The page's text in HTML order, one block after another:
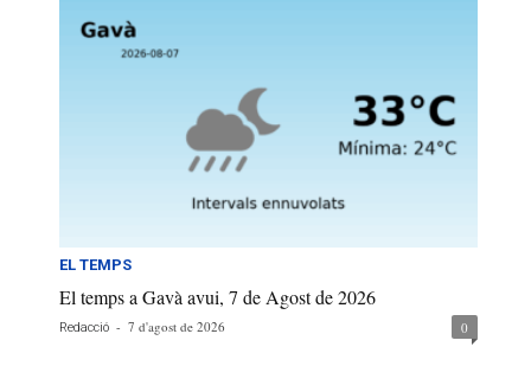
EL TEMPS
El temps a Gavà avui, 7 de Agost de 2026
Redacció - 7 d'agost de 2026 0